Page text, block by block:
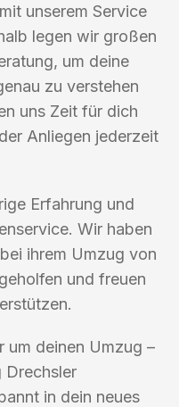
unserem Service
legen wir großen
um deine
zu verstehen
uns Zeit für dich
Anliegen jederzeit
Erfahrung und
Wir haben
ihrem Umzug von
und freuen
um deinen Umzug –
Drechsler
in dein neues